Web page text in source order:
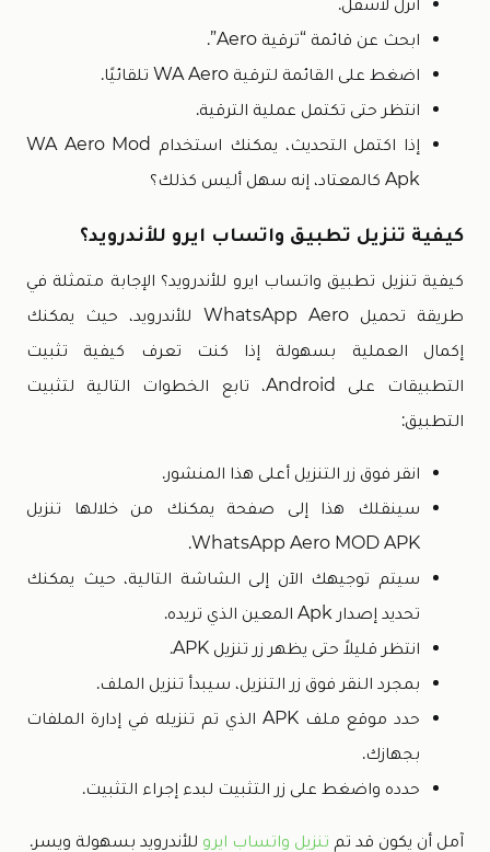
ابحث عن قائمة “ترقية Aero”.
اضغط على القائمة لترقية WA Aero تلقائيًا.
انتظر حتى تكتمل عملية الترقية.
إذا اكتمل التحديث، يمكنك استخدام WA Aero Mod
Apk كالمعتاد، إنه سهل أليس كذلك؟
كيفية تنزيل تطبيق واتساب ايرو للأندرويد؟
كيفية تنزيل تطبيق واتساب ايرو للأندرويد؟ الإجابة متمثلة في
طريقة تحميل WhatsApp Aero للأندرويد، حيث يمكنك
إكمال العملية بسهولة إذا كنت تعرف كيفية تثبيت
التطبيقات على Android، تابع الخطوات التالية لتثبيت
التطبيق:
انقر فوق زر التنزيل أعلى هذا المنشور.
سينقلك هذا إلى صفحة يمكنك من خلالها تنزيل
WhatsApp Aero MOD APK.
سيتم توجيهك الآن إلى الشاشة التالية، حيث يمكنك
تحديد إصدار Apk المعين الذي تريده.
انتظر قليلاً حتى يظهر زر تنزيل APK.
بمجرد النقر فوق زر التنزيل، سيبدأ تنزيل الملف.
حدد موقع ملف APK الذي تم تنزيله في إدارة الملفات
بجهازك.
حدده واضغط على زر التثبيت لبدء إجراء التثبيت.
آمل أن يكون قد تم تنزيل واتساب ايرو للأندرويد بسهولة ويسر.